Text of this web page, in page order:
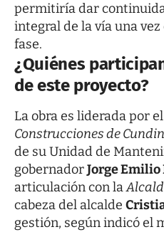
permitiría dar
integral de la vía una
fase.
¿Quiénes
de este proyecto?
La obra es liderada por el
Construcciones de
de su Unidad de
gobernadorJorge Emilio
articulación con la
cabeza del alcalde
gestión, según indicó el